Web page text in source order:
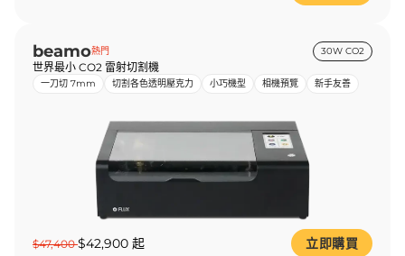
beamo熱門 30W CO2
世界最小 CO2 雷射切割機
一刀切 7mm 切割各色透明壓克力 小巧機型 相機預覽 新手友善
$47,400$42,900 起 立即購買